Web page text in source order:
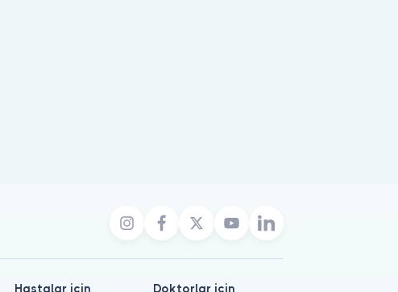
Hastalar için Doktorlar için